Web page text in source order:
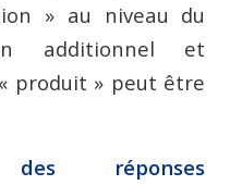
» au niveau du
additionnel et
produit » peut être
réponses